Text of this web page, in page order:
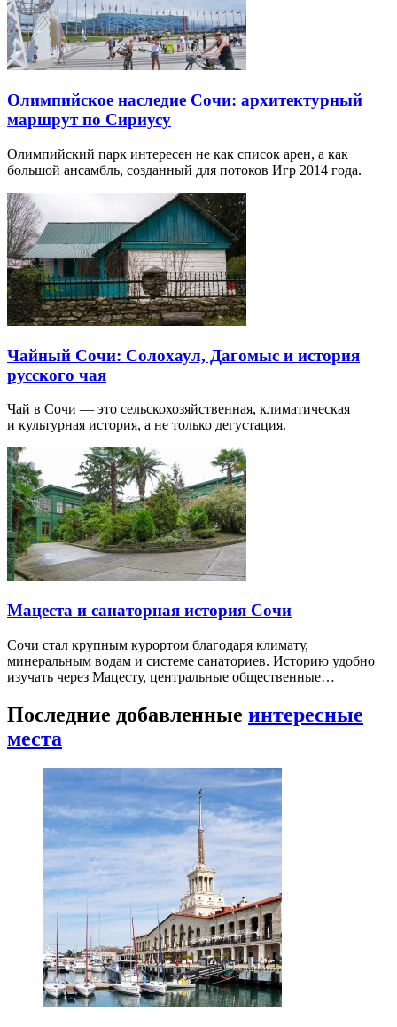
Олимпийское наследие Сочи: архитектурный
маршрут по Сириусу
Олимпийский парк интересен не как список арен, а как
большой ансамбль, созданный для потоков Игр 2014 года.
Чайный Сочи: Солохаул, Дагомыс и история
русского чая
Чай в Сочи — это сельскохозяйственная, климатическая
и культурная история, а не только дегустация.
Мацеста и санаторная история Сочи
Сочи стал крупным курортом благодаря климату,
минеральным водам и системе санаториев. Историю удобно
изучать через Мацесту, центральные общественные…
Последние добавленные интересные
места